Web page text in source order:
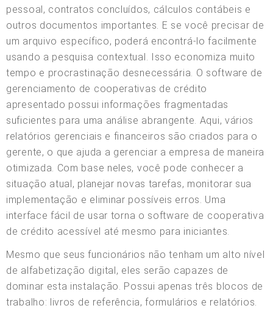
pessoal, contratos concluídos, cálculos contábeis e
outros documentos importantes. E se você precisar de
um arquivo específico, poderá encontrá-lo facilmente
usando a pesquisa contextual. Isso economiza muito
tempo e procrastinação desnecessária. O software de
gerenciamento de cooperativas de crédito
apresentado possui informações fragmentadas
suficientes para uma análise abrangente. Aqui, vários
relatórios gerenciais e financeiros são criados para o
gerente, o que ajuda a gerenciar a empresa de maneira
otimizada. Com base neles, você pode conhecer a
situação atual, planejar novas tarefas, monitorar sua
implementação e eliminar possíveis erros. Uma
interface fácil de usar torna o software de cooperativa
de crédito acessível até mesmo para iniciantes.
Mesmo que seus funcionários não tenham um alto nível
de alfabetização digital, eles serão capazes de
dominar esta instalação. Possui apenas três blocos de
trabalho: livros de referência, formulários e relatórios.